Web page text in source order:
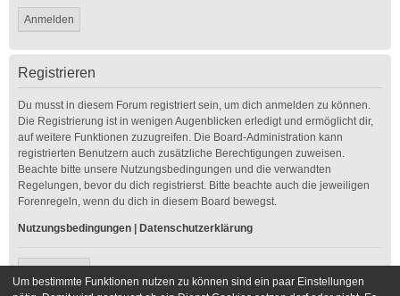
Registrieren
Du musst in diesem Forum registriert sein, um dich anmelden zu können.
Die Registrierung ist in wenigen Augenblicken erledigt und ermöglicht dir,
auf weitere Funktionen zuzugreifen. Die Board-Administration kann
registrierten Benutzern auch zusätzliche Berechtigungen zuweisen.
Beachte bitte unsere Nutzungsbedingungen und die verwandten
Regelungen, bevor du dich registrierst. Bitte beachte auch die jeweiligen
Forenregeln, wenn du dich in diesem Board bewegst.
Nutzungsbedingungen Datenschutzerklärung
Um bestimmte Funktionen nutzen zu können sind ein paar Einstellungen